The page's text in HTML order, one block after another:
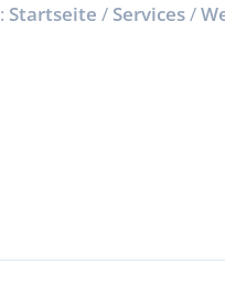
Startseite / Services/